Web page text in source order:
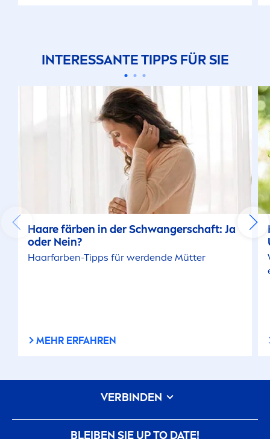
INTERESSANTE TIPPS FÜR SIE
Haare färben in der Schwangerschaft: Ja
oder Nein?
Haarfarben-Tipps für werdende Mütter
MEHR ERFAHREN
BLEIBEN SIE UP TO DATE!
VERBINDEN